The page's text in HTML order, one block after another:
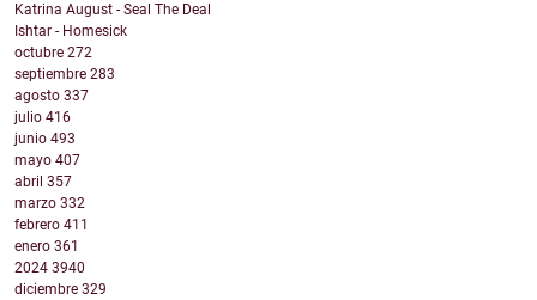
Katrina August - Seal The Deal
Ishtar - Homesick
octubre 272
septiembre 283
agosto 337
julio 416
junio 493
mayo 407
abril 357
marzo 332
febrero 411
enero 361
2024 3940
diciembre 329